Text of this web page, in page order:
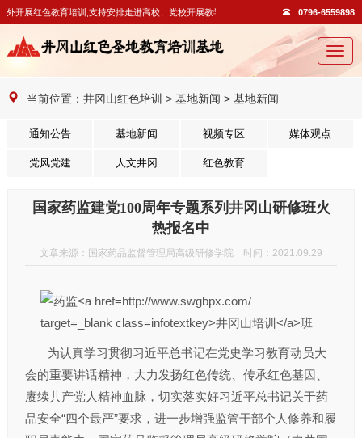
开展红色教育培训,支持安排走进高校、党校开展教学活动。 0796-6559898
切
换
当前位置： 井冈山红色培训 > 基地新闻 > 基地新闻
通知公告 基地新闻 视频专区 媒体观点
党风党建 人文井冈 红色教育
国家药监建党100周年专题系列井冈山研修班火
热报名中
文章来源：国家药品监督管理局高级研修学院 时间：2021.09.29
为认真学习贯彻习近平总书记在党史学习教育动员大
会的重要讲话精神，大力发扬红色传统、传承红色基因、
赓续共产党人精神血脉，切实落实好习近平总书记关于药
品安全“四个最严”要求，进一步增强监管干部个人修养和履